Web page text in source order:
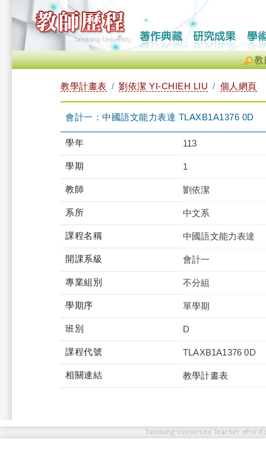
教
教學計畫表 劉依潔 YI-CHIEH LIU 個人網頁
會計一：中國語文能力表達 TLAXB1A1376 0D
學年 113
學期 1
教師 劉依潔
系所 中文系
課程名稱 中國語文能力表達
開課系級 會計一
專業組別 不分組
學期序 單學期
班別 D
課程代號 TLAXB1A1376 0D
相關連結 教學計畫表
Tamkang University Teacher